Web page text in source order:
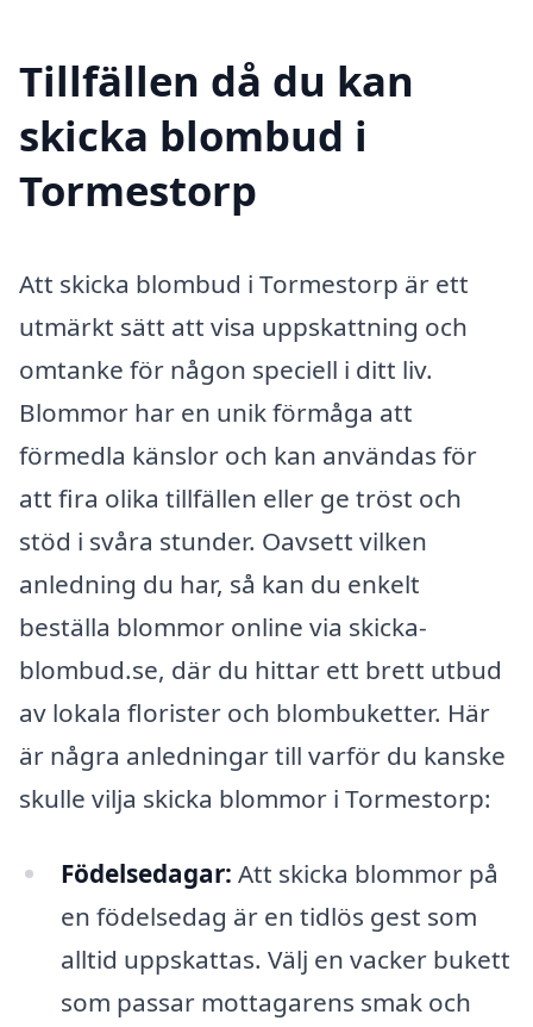
Tillfällen då du kan
skicka blombud i
Tormestorp
Att skicka blombud i Tormestorp är ett
utmärkt sätt att visa uppskattning och
omtanke för någon speciell i ditt liv.
Blommor har en unik förmåga att
förmedla känslor och kan användas för
att fira olika tillfällen eller ge tröst och
stöd i svåra stunder. Oavsett vilken
anledning du har, så kan du enkelt
beställa blommor online via skicka-
blombud.se, där du hittar ett brett utbud
av lokala florister och blombuketter. Här
är några anledningar till varför du kanske
skulle vilja skicka blommor i Tormestorp:
Födelsedagar: Att skicka blommor på
en födelsedag är en tidlös gest som
alltid uppskattas. Välj en vacker bukett
som passar mottagarens smak och